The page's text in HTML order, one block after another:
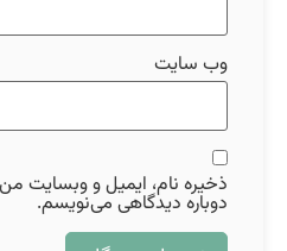
وب‌ سایت
ذخیره نام، ایمیل و وبسایت من
دوباره دیدگاهی می‌نویسم.